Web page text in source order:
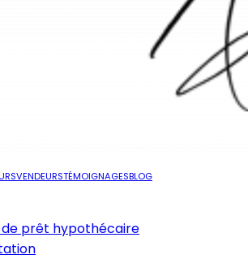
VENDEURSTÉMOIGNAGESBLOG
prêt hypothécaire